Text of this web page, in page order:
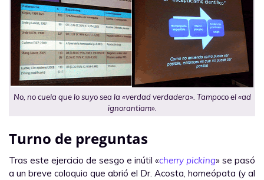
No, no cuela que lo suyo sea la «verdad verdadera». Tampoco el «ad
ignorantiam».
Turno de preguntas
Tras este ejercicio de sesgo e inútil «cherry picking» se pasó
a un breve coloquio que abrió el Dr. Acosta, homeópata (y al